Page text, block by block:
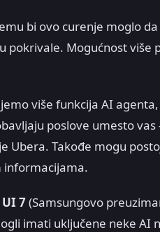
bi ovo curenje moglo
pokrivale. Mogućnost više
više funkcija AI
poslove umesto vas
Ubera. Takođe mogu
informacijama.
UI 7(Samsungovo
imati uključene neke AI